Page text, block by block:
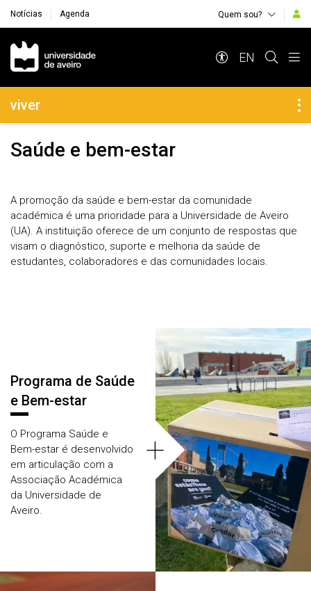
Notícias Agenda Quem sou?
Navegação Principal
EN
Navegação Lateral
viver
Saúde e bem-estar
A promoção da saúde e bem-estar da comunidade
académica é uma prioridade para a Universidade de Aveiro
(UA). A instituição oferece de um conjunto de respostas que
visam o diagnóstico, suporte e melhoria da saúde de
estudantes, colaboradores e das comunidades locais.
Programa de Saúde
e Bem-estar
O Programa Saúde e
Bem-estar é desenvolvido
em articulação com a
Associação Académica
da Universidade de
Aveiro.
+